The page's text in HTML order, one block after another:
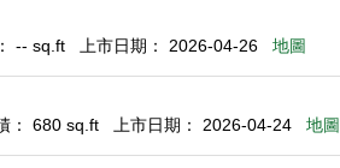
-- sq.ft 上市日期： 2026-04-26 地圖
： 680 sq.ft 上市日期： 2026-04-24 地圖